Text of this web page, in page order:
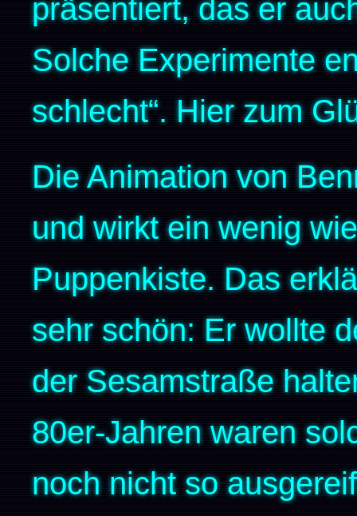
präsentiert, das er
Solche Experimente
schlecht“. Hier zum
Die Animation von
und wirkt ein wenig
Puppenkiste. Das
sehr schön: Er wollte
der Sesamstraße
80er-Jahren waren
noch nicht so